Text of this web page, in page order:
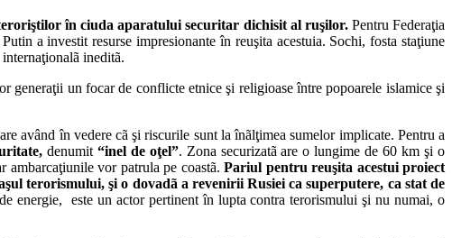
în ciuda aparatului securitar dichisit al ruşilor.Pentru Federaţia
a investit resurse impresionante în reuşita acestuia. Sochi, fosta staţiune
ineditã.
generaţii un focar de conflicte etnice şi religioase între popoarele islamice şi
având în vedere cã şi riscurile sunt la înãlţimea sumelor implicate. Pentru a
denumit “inel de oţel”. Zona securizatã are o lungime de 60 km şi o
ambarcaţiunile vor patrula pe coastã.Pariul pentru reuşita acestui proiect
terorismului, şi o dovadã a revenirii Rusiei ca superputere, ca stat de
energie, este un actor pertinent în lupta contra terorismului şi nu numai, o